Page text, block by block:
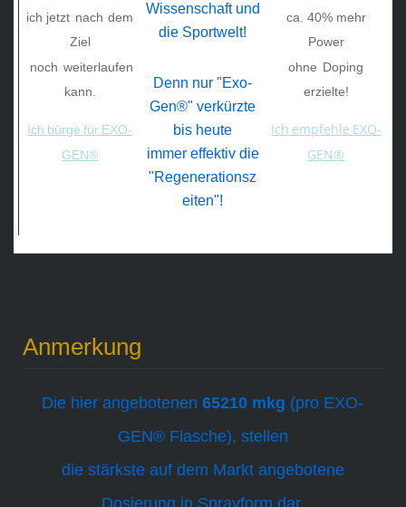
ich jetzt nach dem
Ziel
noch weiterlaufen
kann.
Ich bürge für EXO-
GEN®
Wissenschaft und
die Sportwelt!
Denn nur "Exo-
Gen®" verkürzte
bis heute
immer effektiv die
"Regenerationsz
eiten"!
ca. 40% mehr
Power
ohne Doping
erzielte!
Ich empfehle EXO-
GEN®
Anmerkung
Die hier angebotenen65210 mkg (pro EXO-
GEN® Flasche), stellen
die stärkste auf dem Markt angebotene
Dosierung in Sprayform dar.